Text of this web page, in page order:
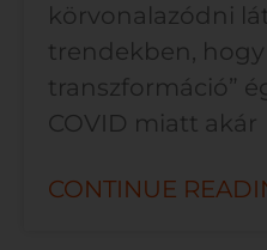
körvonalazódni
trendekben,
transzformáció”
COVID miatt akár
CONTINUE